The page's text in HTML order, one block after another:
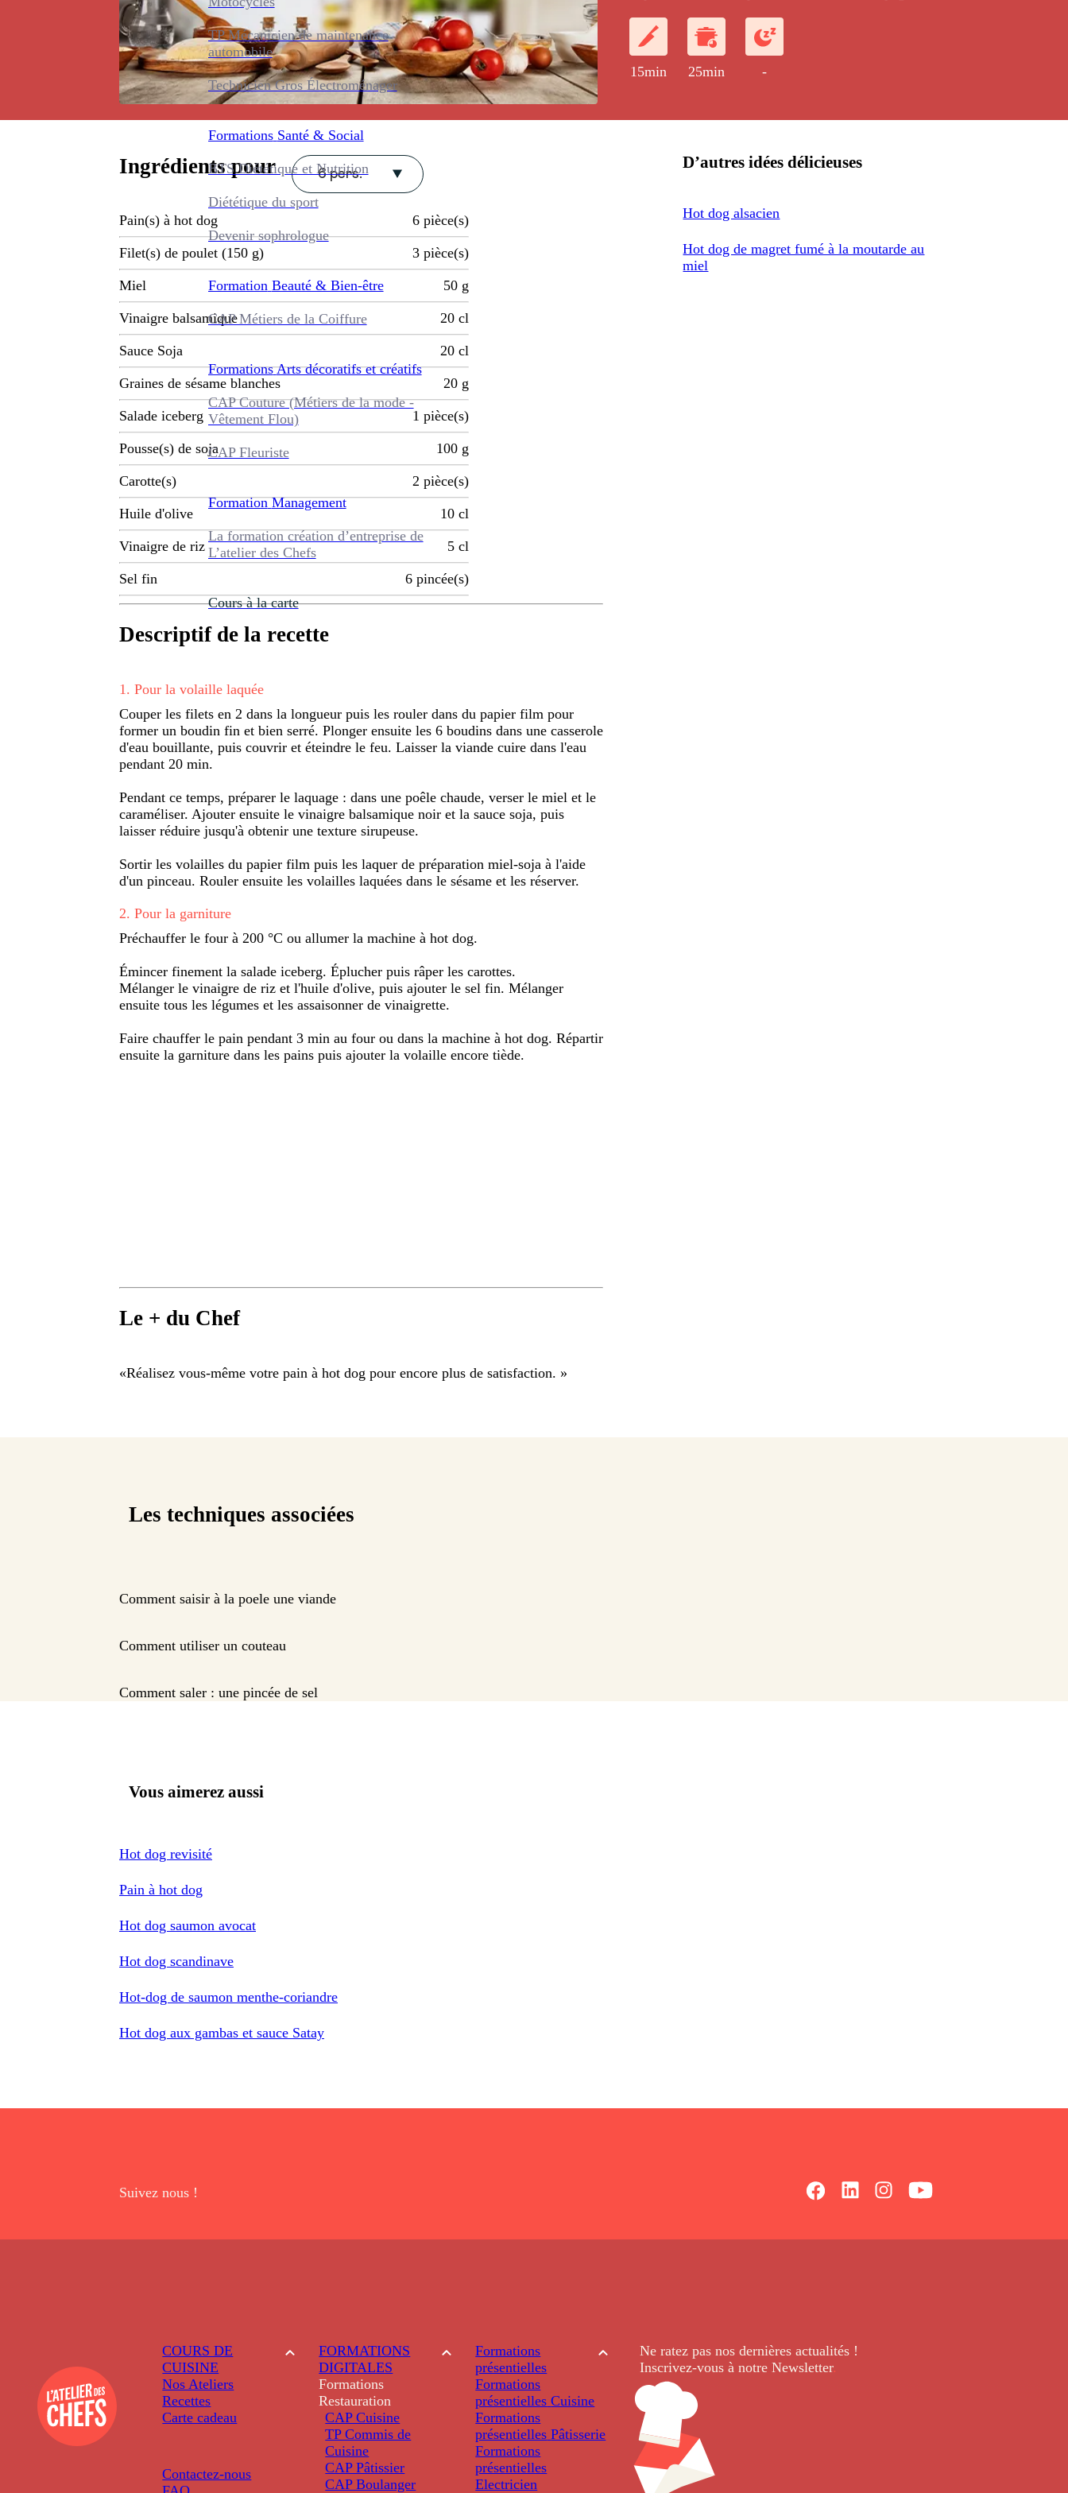
TP Mécanicien de maintenance
automobile
Technicien Gros Électroménager
Formations Santé & Social
BTS Diététique et Nutrition
Diététique du sport
Devenir sophrologue
Formation Beauté & Bien-être
CAP Métiers de la Coiffure
Formations Arts décoratifs et créatifs
CAP Couture (Métiers de la mode -
Vêtement Flou)
CAP Fleuriste
Formation Management
La formation création d’entreprise de
L’atelier des Chefs
Cours à la carte
carottes râpées.
15min 25min -
Ingrédients pour 6 pers.
Pain(s) à hot dog 6 pièce(s)
Filet(s) de poulet (150 g) 3 pièce(s)
Miel 50 g
Vinaigre balsamique 20 cl
Sauce Soja 20 cl
Graines de sésame blanches 20 g
Salade iceberg 1 pièce(s)
Pousse(s) de soja 100 g
Carotte(s) 2 pièce(s)
Huile d'olive 10 cl
Vinaigre de riz 5 cl
Sel fin 6 pincée(s)
Descriptif de la recette
1 . Pour la volaille laquée
Couper les filets en 2 dans la longueur puis les rouler dans du papier film pour
former un boudin fin et bien serré. Plonger ensuite les 6 boudins dans une casserole
d'eau bouillante, puis couvrir et éteindre le feu. Laisser la viande cuire dans l'eau
pendant 20 min.
Pendant ce temps, préparer le laquage : dans une poêle chaude, verser le miel et le
caraméliser. Ajouter ensuite le vinaigre balsamique noir et la sauce soja, puis
laisser réduire jusqu'à obtenir une texture sirupeuse.
Sortir les volailles du papier film puis les laquer de préparation miel-soja à l'aide
d'un pinceau. Rouler ensuite les volailles laquées dans le sésame et les réserver.
2. Pour la garniture
Préchauffer le four à 200 °C ou allumer la machine à hot dog.
Émincer finement la salade iceberg. Éplucher puis râper les carottes.
Mélanger le vinaigre de riz et l'huile d'olive, puis ajouter le sel fin. Mélanger
ensuite tous les légumes et les assaisonner de vinaigrette.
Faire chauffer le pain pendant 3 min au four ou dans la machine à hot dog. Répartir
ensuite la garniture dans les pains puis ajouter la volaille encore tiède.
Le + du Chef
«Réalisez vous-même votre pain à hot dog pour encore plus de satisfaction. »
D’autres idées délicieuses
Hot dog alsacien
Hot dog de magret fumé à la moutarde au
miel
Les techniques associées
Comment saisir à la poele une viande
Comment utiliser un couteau
Comment saler : une pincée de sel
Vous aimerez aussi
Hot dog revisité
Pain à hot dog
Hot dog saumon avocat
Hot dog scandinave
Hot-dog de saumon menthe-coriandre
Hot dog aux gambas et sauce Satay
Suivez nous !
COURS DE
CUISINE
Nos Ateliers
Recettes
Carte cadeau
Contactez-nous
FORMATIONS
DIGITALES
Formations
Restauration
CAP Cuisine
TP Commis de
Cuisine
CAP Pâtissier
CAP Boulanger
Formations
présentielles
Formations
présentielles Cuisine
Formations
présentielles Pâtisserie
Formations
présentielles
Electricien
Ne ratez pas nos dernièresactualités !
Inscrivez-vous à notre Newsletter.